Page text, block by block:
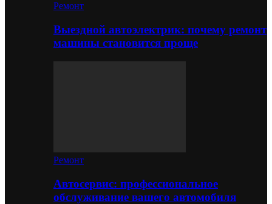
Ремонт
Выездной автоэлектрик: почему ремонт
машины становится проще
Ремонт
Автосервис: профессиональное
обслуживание вашего автомобиля